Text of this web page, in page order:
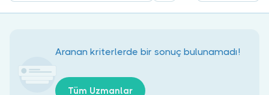
Hastalar için
Doktorlar için
Aranan kriterlerde bir sonuç bulunamadı!
Tüm Uzmanlar